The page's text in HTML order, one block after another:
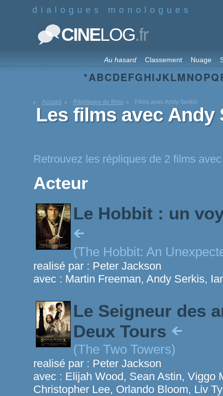
dialogues monologues
CINELOG.fr
Au hasard Classement Nuage
*ABCDEFGHIJKLMNOPQ
Accueil Répliques de films Films avec Andy Serkis
Les films avec Andy
Retrouvez les répliques de 2 films
Acteur
Le Hobbit : un
(The Hobbit: An
realisé par : Peter Jackson
avec : Martin Freeman, Andy Serkis,
Le Seigneur des
Deux Tours
(The Two Towers)
realisé par : Peter Jackson
avec : Elijah Wood, Sean Astin, Viggo
Christopher Lee, Orlando Bloom, Liv